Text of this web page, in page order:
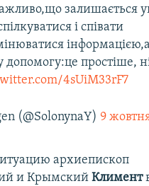
залишається
і співати
допомогу:це простіше,
4sUiM33rF7
(@SolonynaY) 9
архиепископ
и Крымский Климент